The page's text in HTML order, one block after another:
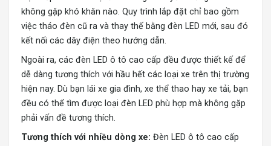
không gặp khó khăn nào. Quy trình lắp đặt chỉ bao gồm
việc tháo đèn cũ ra và thay thế bằng đèn LED mới, sau đó
kết nối các dây điện theo hướng dẫn.
Ngoài ra, các đèn LED ô tô cao cấp đều được thiết kế để
dễ dàng tương thích với hầu hết các loại xe trên thị trường
hiện nay. Dù bạn lái xe gia đình, xe thể thao hay xe tải, bạn
đều có thể tìm được loại đèn LED phù hợp mà không gặp
phải vấn đề tương thích.
Tương thích với nhiều dòng xe: Đèn LED ô tô cao cấp